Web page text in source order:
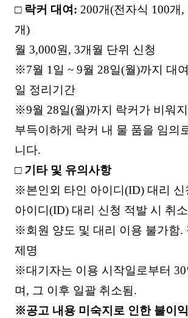
□ 락커 대여 : 200개(전자식 100개 ,
개)
월 3,000원 , 3개월 단위 신청
※7월 1 일~ 9월 28일(월)까지 대여
일 정리기간
※9월 28일(월)까지 락커가 비워
부득이하게 락커 내 물 품을 임의
니다.
□ 기타 및 유의사항
※본인외 타인 아이디(ID) 대리
아이디(ID) 대리 신청 적발 시 취소
※회원 양도 및 대리 이용 불가함.
제명
※대기자는 이용 시작일로부터 30
며 , 그 이후 일괄 취소됨.
※공고 내용 미숙지로 인한 불이